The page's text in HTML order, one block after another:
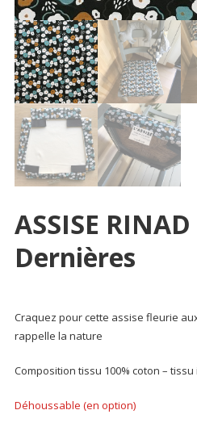
ASSISE
Dernières
Craquez pour cette assise fleurie
rappelle la nature
Composition tissu 100% coton –
Déhoussable (en option)